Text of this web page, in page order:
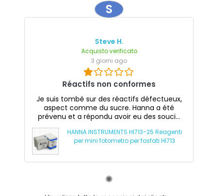
S
Steve H.
Acquisto verificato
3 giorni ago
Réactifs non conformes
Je suis tombé sur des réactifs défectueux,
aspect comme du sucre. Hanna a été
prévenu et a répondu avoir eu des souci...
HANNA INSTRUMENTS HI713-25 Reagenti
per mini fotometro per fosfati HI713